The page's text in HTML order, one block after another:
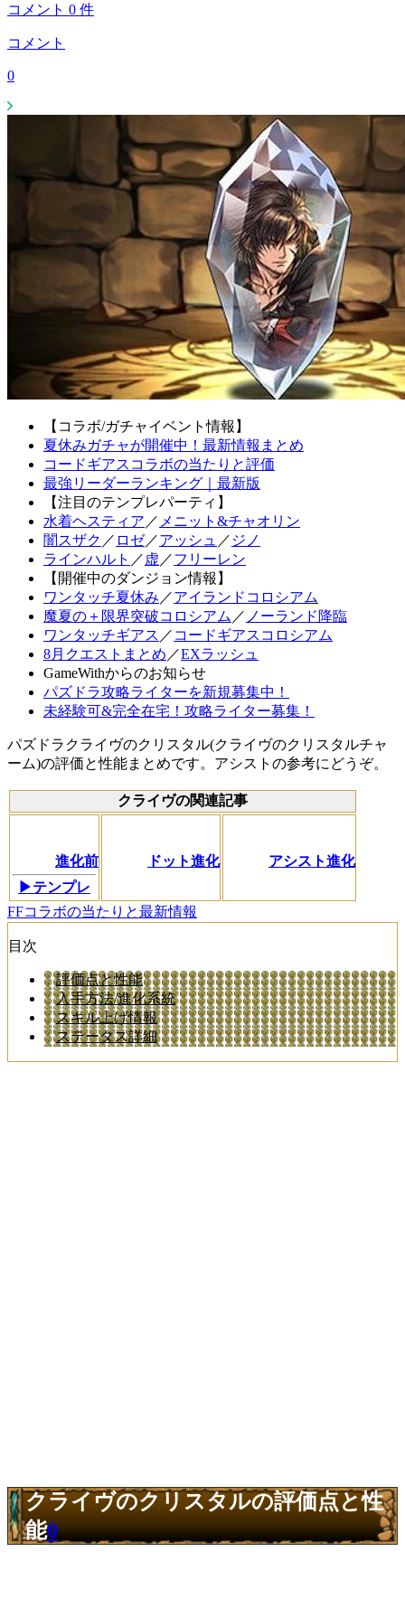
コメント 0 件
コメント
0
【コラボ/ガチャイベント情報】
夏休みガチャが開催中！最新情報まとめ
コードギアスコラボの当たりと評価
最強リーダーランキング｜最新版
【注目のテンプレパーティ】
水着ヘスティア ／ メニット&チャオリン
闇スザク ／ ロゼ／アッシュ ／ ジノ
ラインハルト ／ 虚 ／フリーレン
【開催中のダンジョン情報】
ワンタッチ夏休み ／アイランドコロシアム
魔夏の＋限界突破コロシアム ／ ノーランド降臨
ワンタッチギアス ／ コードギアスコロシアム
8月クエストまとめ ／EXラッシュ
GameWithからのお知らせ
パズドラ攻略ライターを新規募集中！
未経験可&完全在宅！攻略ライター募集！
パズドラクライヴのクリスタル(クライヴのクリスタルチャ
ーム)の評価と性能まとめです。アシストの参考にどうぞ。
クライヴの関連記事
進化前
▶テンプレ
ドット進化 アシスト進化
FFコラボの当たりと最新情報
目次
評価点と性能
入手方法/進化系統
スキル上げ情報
ステータス詳細
クライヴのクリスタルの評価点と性
能0